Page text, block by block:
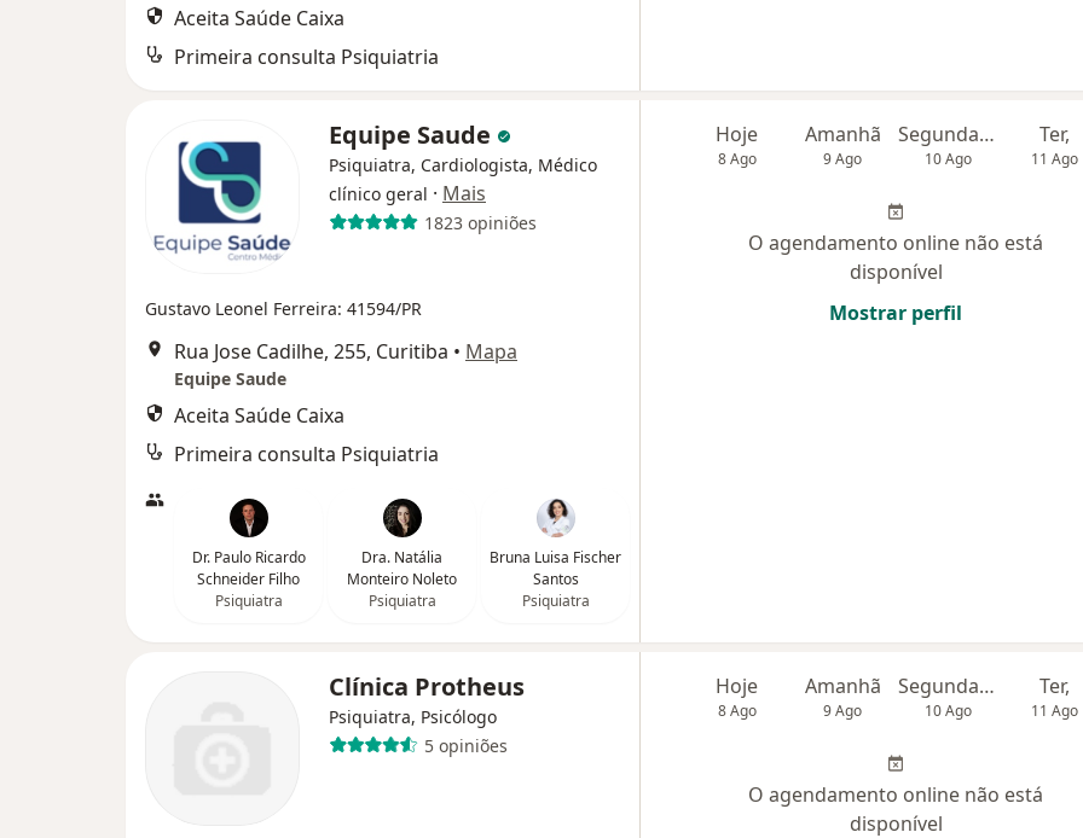
Aceita Saúde Caixa
Primeira consulta Psiquiatria
Equipe Saude
Psiquiatra, Cardiologista, Médico
clínico geral · Mais
1823 opiniões
Gustavo Leonel Ferreira: 41594/PR
Rua Jose Cadilhe, 255, Curitiba • Mapa
Equipe Saude
Aceita Saúde Caixa
Primeira consulta Psiquiatria
Dr. Paulo Ricardo
Schneider Filho
Psiquiatra
Dra. Natália
Monteiro Noleto
Psiquiatra
Bruna Luisa Fischer
Santos
Psiquiatra
Hoje
8 Ago
Amanhã
9 Ago
Segunda-feira
10 Ago
Ter,
11 Ago
O agendamento online não está
disponível
Mostrar perfil
Clínica Protheus
Psiquiatra, Psicólogo
5 opiniões
Hoje
8 Ago
Amanhã
9 Ago
Segunda-feira
10 Ago
Ter,
11 Ago
O agendamento online não está
disponível